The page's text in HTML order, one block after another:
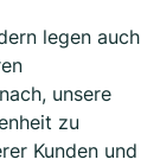
legen auch
unsere
zu
Kunden und